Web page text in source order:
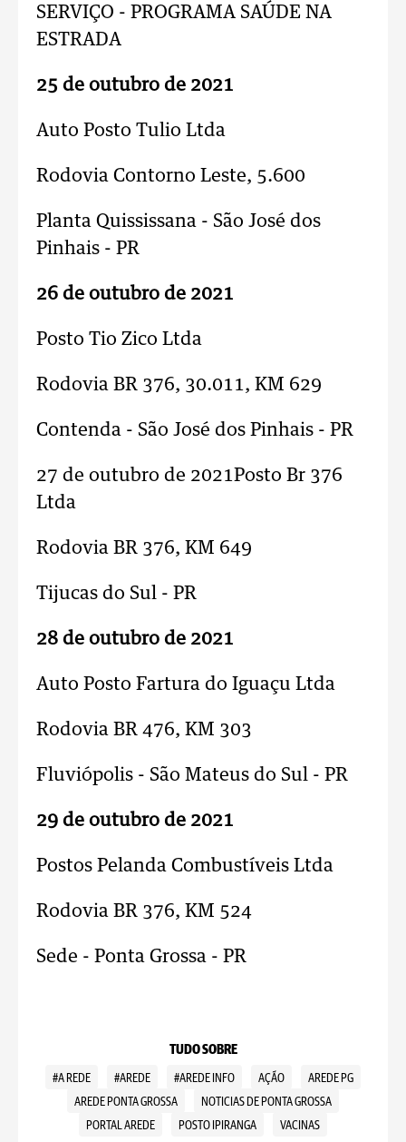
SERVIÇO - PROGRAMA SAÚDE NA
ESTRADA
25 de outubro de 2021
Auto Posto Tulio Ltda
Rodovia Contorno Leste, 5.600
Planta Quississana - São José dos
Pinhais - PR
26 de outubro de 2021
Posto Tio Zico Ltda
Rodovia BR 376, 30.011, KM 629
Contenda - São José dos Pinhais - PR
27 de outubro de 2021Posto Br 376
Ltda
Rodovia BR 376, KM 649
Tijucas do Sul - PR
28 de outubro de 2021
Auto Posto Fartura do Iguaçu Ltda
Rodovia BR 476, KM 303
Fluviópolis - São Mateus do Sul - PR
29 de outubro de 2021
Postos Pelanda Combustíveis Ltda
Rodovia BR 376, KM 524
Sede - Ponta Grossa - PR
TUDO SOBRE
#A REDE #AREDE #AREDE INFO AÇÃO
AREDE PG
AREDE PONTA GROSSA
NOTICIAS DE PONTA GROSSA
PORTAL AREDE
POSTO IPIRANGA VACINAS